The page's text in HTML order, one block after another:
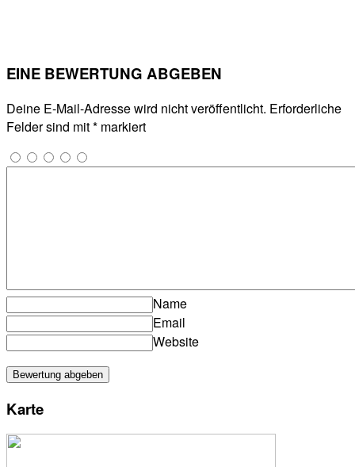
EINE BEWERTUNG ABGEBEN
Deine E-Mail-Adresse wird nicht veröffentlicht. Erforderliche
Felder sind mit* markiert
Name
Email
Website
Karte